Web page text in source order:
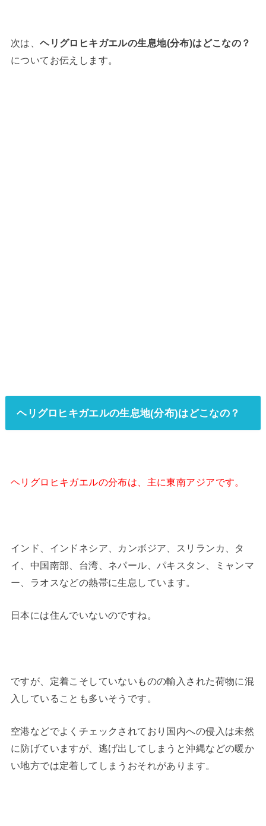
次は、ヘリグロヒキガエルの生息地(分布)はどこなの？
についてお伝えします。
ヘリグロヒキガエルの生息地(分布)はどこなの？
ヘリグロヒキガエルの分布は、主に東南アジアです。
インド、インドネシア、カンボジア、スリランカ、タ
イ、中国南部、台湾、ネパール、パキスタン、ミャンマ
ー、ラオスなどの熱帯に生息しています。
日本には住んでいないのですね。
ですが、定着こそしていないものの輸入された荷物に混
入していることも多いそうです。
空港などでよくチェックされており国内への侵入は未然
に防げていますが、逃げ出してしまうと沖縄などの暖か
い地方では定着してしまうおそれがあります。